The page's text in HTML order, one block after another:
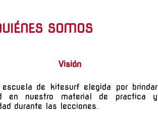
SOMOS
Visión
de kitesurf elegida por brindar
en nuestro material de practica y
durante las lecciones.